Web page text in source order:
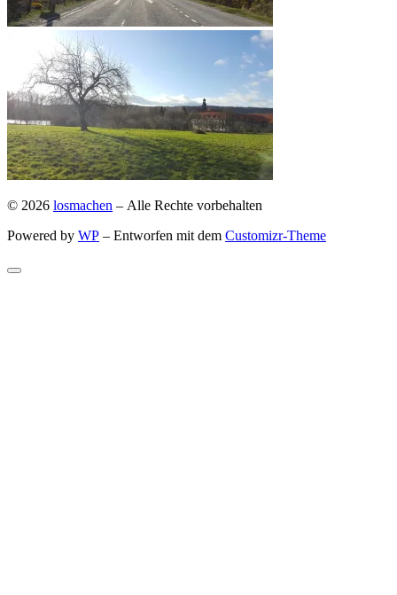
© 2026 losmachen – Alle Rechte vorbehalten
Powered by WP – Entworfen mit dem Customizr-Theme